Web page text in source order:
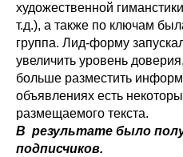
художественной
т.д.), а также по ключам
группа. Лид-форму
увеличить уровень
больше разместить
объявлениях есть
размещаемого текста.
В результате было
подписчиков.